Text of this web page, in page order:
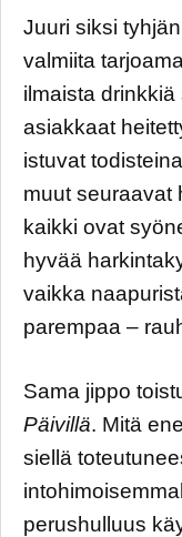
Juuri siksi
valmiita
ilmaista
asiakkaat
istuvat
muut seuraavat
kaikki ovat
hyvää
vaikka
parempaa –
Sama jippo
Päivillä. Mitä
siellä
perushulluus